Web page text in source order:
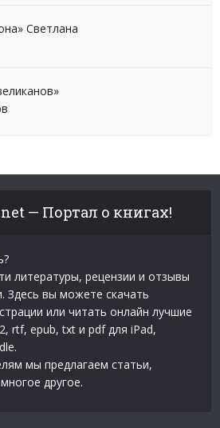
Светлана
— Портал о книгах!
литературы, рецензии и отзывы
Здесь вы можете скачать
или читать онлайн лучшие
rtf, epub, txt и pdf для iPad,
мы предлагаем статьи,
другое.